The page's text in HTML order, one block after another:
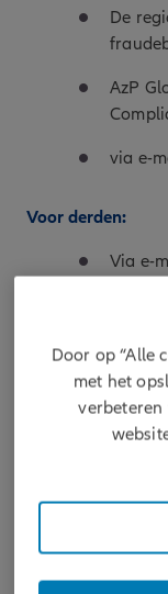
De
AzP
via e-
Voor derden:
Via e-
Allianz SE
Group
Door op “Alle
met het